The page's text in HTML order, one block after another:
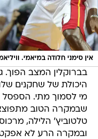
אין סימני חלודה במיאמי.
בברוקלין המצב הפוך.
היכולת של שחקנים שלו
מי לסמוך מתי.
שבמקרה הטוב
ובמקרה הרע לא